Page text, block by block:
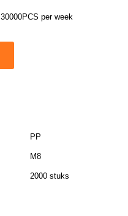
30000PCS per week
PP
M8
2000 stuks